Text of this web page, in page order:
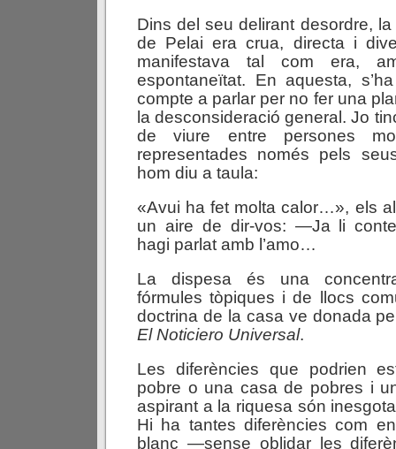
Dins del seu delirant desordre,
de Pelai era crua, directa i
manifestava tal com era,
espontaneïtat. En aquesta,
compte a parlar per no fer una
la desconsideració general. Jo
de viure entre persones
representades només pels
hom diu a taula:
«Avui ha fet molta calor…», els
un aire de dir-vos: —Ja li
hagi parlat amb l’amo…
La dispesa és una
fórmules tòpiques i de llocs
doctrina de la casa ve donada
El Noticiero Universal.
Les diferències que podrien
pobre o una casa de pobres i
aspirant a la riquesa són
Hi ha tantes diferències com
blanc —sense oblidar les